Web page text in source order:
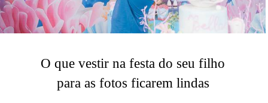
O que vestir na festa do seu filho
para as fotos ficarem lindas